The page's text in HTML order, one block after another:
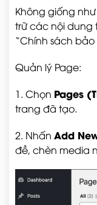
Không giống
trữ các nội dung
“Chính sách bảo
Quản lý Page:
1. Chọn Pages
trang đã tạo.
2. Nhấn Add
đề, chèn media